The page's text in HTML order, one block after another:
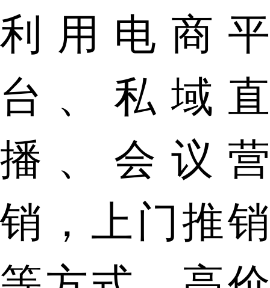
利用电商平
台、私域直
播、会议营
销，上门推销